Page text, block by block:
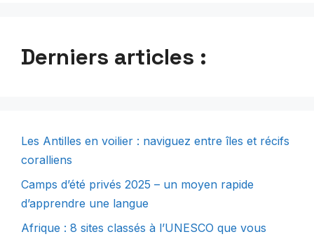
Derniers articles :
Les Antilles en voilier : naviguez entre îles et récifs
coralliens
Camps d’été privés 2025 – un moyen rapide
d’apprendre une langue
Afrique : 8 sites classés à l’UNESCO que vous